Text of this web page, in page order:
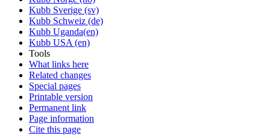
Kubb Sverige (sv)
Kubb Schweiz (de)
Kubb Uganda(en)
Kubb USA (en)
Tools
What links here
Related changes
Special pages
Printable version
Permanent link
Page information
Cite this page